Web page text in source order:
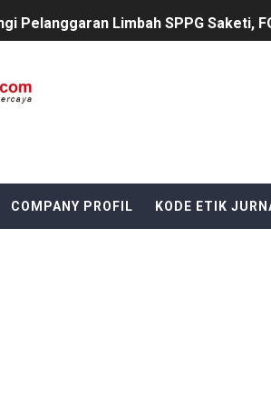
Pelanggaran Limbah SPPG Saketi,
Miliar Sungai Pinoh Disorot: Diduga
KE-81, HIDAYAT S.E Direktur
Kebon Jeruk Jadi Backing Mafia
COMPANY PROFIL KODE ETIK